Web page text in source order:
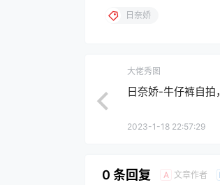
日奈娇
大佬秀图
日奈娇-牛仔裤自
2023-1-18 22:57:29
0 条回复 A 文章作者